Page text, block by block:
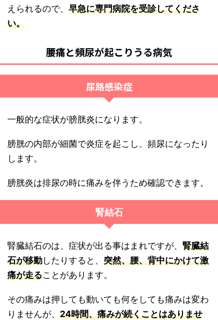
えられるので、 早急に専門病院を受診してくださ
い。
腰痛と頻尿が起こりうる病気
尿路感染症
一般的な症状が膀胱炎になります。
膀胱の内部が細菌で炎症を起こし、頻尿になったり
します。
膀胱炎は排尿の時に痛みを伴うため確認できます。
腎結石
腎臓結石のは、症状が出る事はまれですが、 腎臓結
石が移動したりすると、 突然、腰、背中にかけて激
痛が走ることがあります。
その痛みは押しても動いても何をしても痛みは変わ
りませんが、 24時間、痛みが続くことはありませ